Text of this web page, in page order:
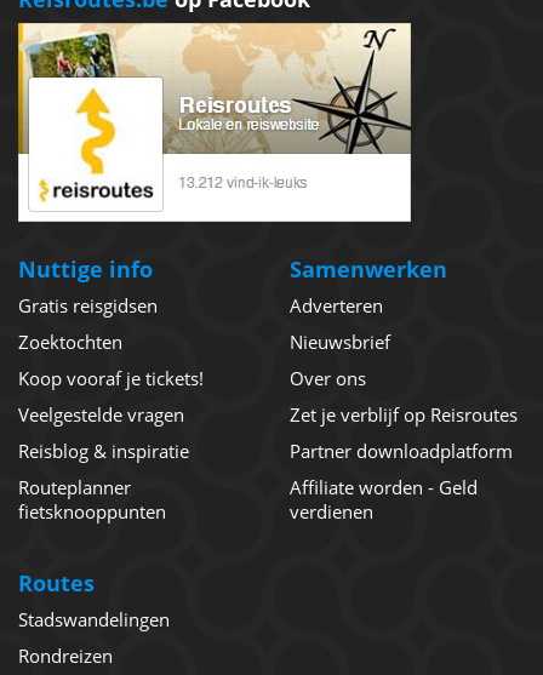
Nuttige info
Gratis reisgidsen
Zoektochten
Koop vooraf je tickets!
Veelgestelde vragen
Reisblog & inspiratie
Routeplanner
fietsknooppunten
Samenwerken
Adverteren
Nieuwsbrief
Over ons
Zet je verblijf op Reisroutes
Partner downloadplatform
Affiliate worden - Geld
verdienen
Routes
Stadswandelingen
Rondreizen